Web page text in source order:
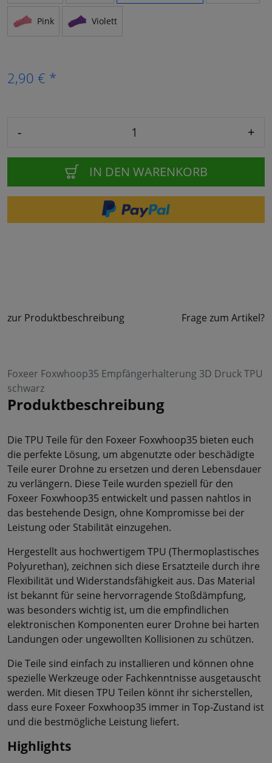
Pink Violett
2,90 € *
- +
IN DEN WARENKORB
zur Produktbeschreibung Frage zum Artikel?
Foxeer Foxwhoop35 Empfängerhalterung 3D Druck TPU
schwarz
Produktbeschreibung
Die TPU Teile für den Foxeer Foxwhoop35 bieten euch
die perfekte Lösung, um abgenutzte oder beschädigte
Teile eurer Drohne zu ersetzen und deren Lebensdauer
zu verlängern. Diese Teile wurden speziell für den
Foxeer Foxwhoop35 entwickelt und passen nahtlos in
das bestehende Design, ohne Kompromisse bei der
Leistung oder Stabilität einzugehen.
Hergestellt aus hochwertigem TPU (Thermoplastisches
Polyurethan), zeichnen sich diese Ersatzteile durch ihre
Flexibilität und Widerstandsfähigkeit aus. Das Material
ist bekannt für seine hervorragende Stoßdämpfung,
was besonders wichtig ist, um die empfindlichen
elektronischen Komponenten eurer Drohne bei harten
Landungen oder ungewollten Kollisionen zu schützen.
Die Teile sind einfach zu installieren und können ohne
spezielle Werkzeuge oder Fachkenntnisse ausgetauscht
werden. Mit diesen TPU Teilen könnt ihr sicherstellen,
dass eure Foxeer Foxwhoop35 immer in Top-Zustand ist
und die bestmögliche Leistung liefert.
Highlights